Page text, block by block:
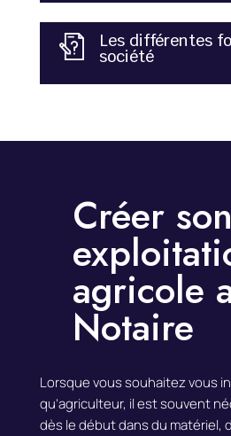
Les différentes
société
Créer son
agricole
Notaire
Lorsque vous souhaitez vous
qu’agriculteur, il est souvent
dès le début dans du matériel,